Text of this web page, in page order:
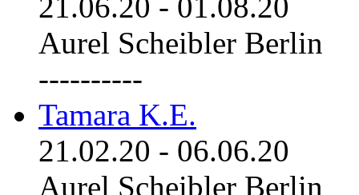
Aurel Scheibler Berlin
----------
Tamara K.E.
21.02.20 - 06.06.20
Aurel Scheibler Berlin